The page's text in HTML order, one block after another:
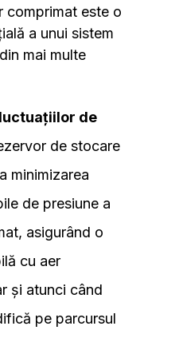
comprimat este o
a unui sistem
mai multe
de
de stocare
minimizarea
de presiune a
asigurând o
cu aer
și atunci când
pe parcursul